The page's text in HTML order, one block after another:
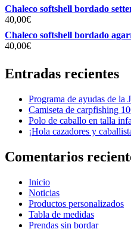
Chaleco softshell bordado
40,00€
Chaleco softshell bordado
40,00€
Entradas recientes
Programa de ayudas de la
Camiseta de carpfishing
Polo de caballo en talla
¡Hola cazadores y
Comentarios
Inicio
Noticias
Productos personalizados
Tabla de medidas
Prendas sin bordar